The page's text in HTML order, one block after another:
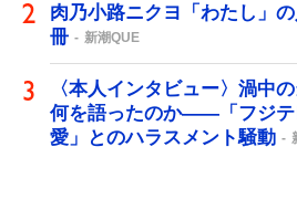
肉乃小路ニクヨ「わたし」
冊
新潮QUE
〈本人インタビュー〉渦中
何を語ったのか――「フジテ
愛」とのハラスメント騒動